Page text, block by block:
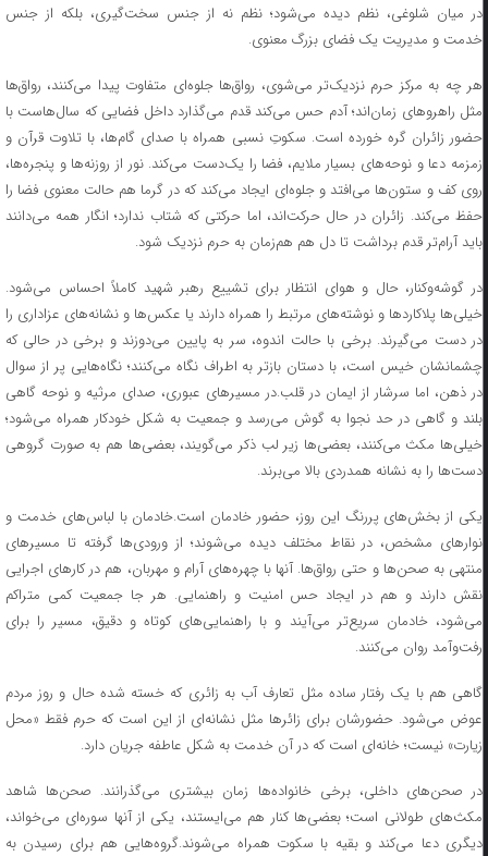
در میان شلوغی، نظم دیده می‌شود؛ نظم نه از جنس سخت‌گیری، بلکه از جنس
خدمت و مدیریت یک فضای بزرگ معنوی.
هر چه به مرکز حرم نزدیک‌تر می‌شوی، رواق‌ها جلوه‌ای متفاوت پیدا می‌کنند، رواق‌ها
مثل راهروهای زمان‌اند؛ آدم حس می‌کند قدم می‌گذارد داخل فضایی که سال‌هاست با
حضور زائران گره خورده است. سکوتِ نسبی همراه با صدای گام‌ها، با تلاوت قرآن و
زمزمه دعا و نوحه‌های بسیار ملایم، فضا را یک‌دست می‌کند. نور از روزنه‌ها و پنجره‌ها،
روی کف و ستون‌ها می‌افتد و جلوه‌ای ایجاد می‌کند که در گرما هم حالت معنوی فضا را
حفظ می‌کند. زائران در حال حرکت‌اند، اما حرکتی که شتاب ندارد؛ انگار همه می‌دانند
باید آرام‌تر قدم برداشت تا دل هم هم‌زمان به حرم نزدیک شود.
در گوشه‌وکنار، حال و هوای انتظار برای تشییع رهبر شهید کاملاً احساس می‌شود.
خیلی‌ها پلاکاردها و نوشته‌های مرتبط را همراه دارند یا عکس‌ها و نشانه‌های عزاداری را
در دست می‌گیرند. برخی با حالت اندوه، سر به پایین می‌دوزند و برخی در حالی که
چشمانشان خیس است، با دستان بازتر به اطراف نگاه می‌کنند؛ نگاه‌هایی پر از سوال
در ذهن، اما سرشار از ایمان در قلب.در مسیرهای عبوری، صدای مرثیه و نوحه گاهی
بلند و گاهی در حد نجوا به گوش می‌رسد و جمعیت به شکل خودکار همراه می‌شود؛
خیلی‌ها مکث می‌کنند، بعضی‌ها زیر لب ذکر می‌گویند، بعضی‌ها هم به صورت گروهی
دست‌ها را به نشانه همدردی بالا می‌برند.
یکی از بخش‌های پررنگ این روز، حضور خادمان است.خادمان با لباس‌های خدمت و
نوارهای مشخص، در نقاط مختلف دیده می‌شوند؛ از ورودی‌ها گرفته تا مسیرهای
منتهی به صحن‌ها و حتی رواق‌ها. آنها با چهره‌های آرام و مهربان، هم در کارهای اجرایی
نقش دارند و هم در ایجاد حس امنیت و راهنمایی. هر جا جمعیت کمی متراکم
می‌شود، خادمان سریع‌تر می‌آیند و با راهنمایی‌های کوتاه و دقیق، مسیر را برای
رفت‌وآمد روان می‌کنند.
گاهی هم با یک رفتار ساده مثل تعارف آب به زائری که خسته شده حال و روز مردم
عوض می‌شود. حضورشان برای زائرها مثل نشانه‌ای از این است که حرم فقط «محل
زیارت» نیست؛ خانه‌ای است که در آن خدمت به شکل عاطفه جریان دارد.
در صحن‌های داخلی، برخی خانواده‌ها زمان بیشتری می‌گذرانند. صحن‌ها شاهد
مکث‌های طولانی است؛ بعضی‌ها کنار هم می‌ایستند، یکی از آنها سوره‌ای می‌خواند،
دیگری دعا می‌کند و بقیه با سکوت همراه می‌شوند.گروه‌هایی هم برای رسیدن به